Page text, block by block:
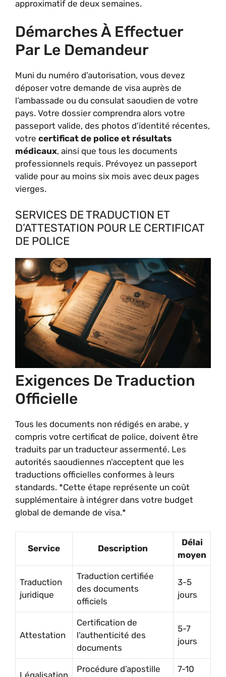
approximatif de deux semaines.
Démarches À Effectuer
Par Le Demandeur
Muni du numéro d’autorisation, vous devez
déposer votre demande de visa auprès de
l’ambassade ou du consulat saoudien de votre
pays. Votre dossier comprendra alors votre
passeport valide, des photos d’identité récentes,
votre certificat de police et résultats
médicaux, ainsi que tous les documents
professionnels requis. Prévoyez un passeport
valide pour au moins six mois avec deux pages
vierges.
SERVICES DE TRADUCTION ET
D’ATTESTATION POUR LE CERTIFICAT
DE POLICE
Exigences De Traduction
Officielle
Tous les documents non rédigés en arabe, y
compris votre certificat de police, doivent être
traduits par un traducteur assermenté. Les
autorités saoudiennes n’acceptent que les
traductions officielles conformes à leurs
standards. *Cette étape représente un coût
supplémentaire à intégrer dans votre budget
global de demande de visa.*
Service Description
Délai
moyen
Traduction
juridique
Traduction certifiée
des documents
officiels
3-5
jours
Attestation
Certification de
l’authenticité des
documents
5-7
jours
Procédure d’apostille
7-10